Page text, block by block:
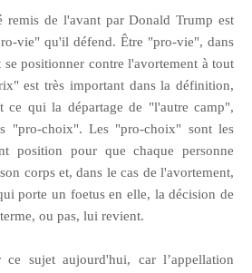
remis de l'avant par Donald Trump est
vie" qu'il défend. Être "pro-vie", dans
positionner contre l'avortement à tout
est très important dans la définition,
ce qui la départage de "l'autre camp",
"pro-choix". Les "pro-choix" sont les
position pour que chaque personne
corps et, dans le cas de l'avortement,
porte un foetus en elle, la décision de
ou pas, lui revient.
ce sujet aujourd'hui, car l’appellation